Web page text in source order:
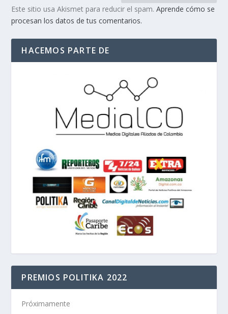
Este sitio usa Akismet para reducir el spam.Aprende cómo se
procesan los datos de tus comentarios.
HACEMOS PARTE DE
PREMIOS POLITIKA 2022
Próximamente